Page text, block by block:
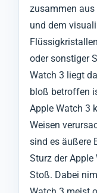
zusammen aus
und dem
oder sonstiger
Watch 3 liegt
bloß betroffen
Apple Watch 3
Weisen
sind es äußere
Sturz der Apple
Stoß. Dabei